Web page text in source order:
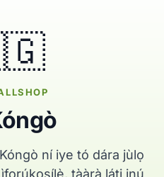
ní iye tó dára jùlọ
tààrà láti inú